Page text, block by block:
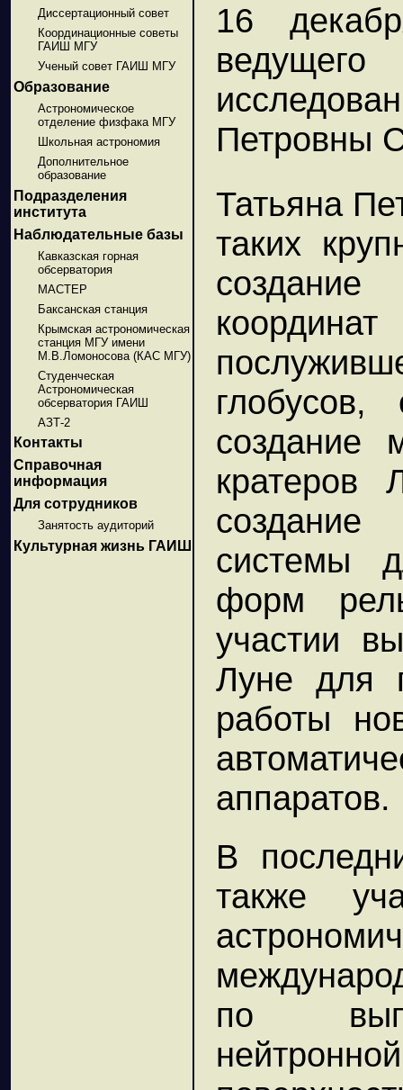
Диссертационный совет
Координационные советы
ГАИШ МГУ
Ученый совет ГАИШ МГУ
Образование
Астрономическое
отделение физфака МГУ
Школьная астрономия
Дополнительное
образование
Подразделения
института
Наблюдательные базы
Кавказская горная
обсерватория
МАСТЕР
Баксанская станция
Крымская астрономическая
станция МГУ имени
М.В.Ломоносова (КАС МГУ)
Студенческая
Астрономическая
обсерватория ГАИШ
АЗТ-2
Контакты
Справочная
информация
Для сотрудников
Занятость аудиторий
Культурная жизнь ГАИШ
16
Петровны
Татьяна
таких
создание
создание
системы
форм
участии
Луне для
работы
аппаратов.
В
также
по